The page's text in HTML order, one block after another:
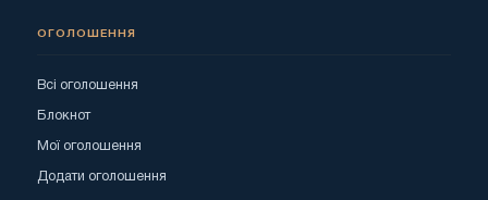
ОГОЛОШЕННЯ
Всі оголошення
Блокнот
Мої оголошення
Додати оголошення